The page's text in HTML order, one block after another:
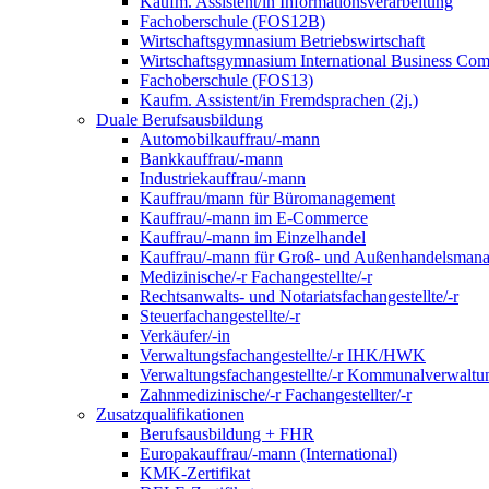
Fachoberschule (FOS12B)
Wirtschaftsgymnasium Betriebswirtschaft
Wirtschaftsgymnasium International Business
Fachoberschule (FOS13)
Kaufm. Assistent/in Fremdsprachen (2j.)
Duale Berufsausbildung
Automobilkauffrau/-mann
Bankkauffrau/-mann
Industriekauffrau/-mann
Kauffrau/mann für Büromanagement
Kauffrau/-mann im E-Commerce
Kauffrau/-mann im Einzelhandel
Kauffrau/-mann für Groß- und
Medizinische/-r Fachangestellte/-r
Rechtsanwalts- und Notariatsfachangestellte/-r
Steuerfachangestellte/-r
Verkäufer/-in
Verwaltungs­fach­angestellte/-r IHK/HWK
Verwaltungsfach­angestellte/-r
Zahnmedizinische/-r Fachangestellter/-r
Zusatzqualifikationen
Berufsausbildung + FHR
Europakauffrau/-mann (International)
KMK-Zertifikat